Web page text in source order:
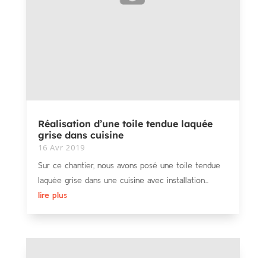
Réalisation d’une toile tendue laquée
grise dans cuisine
16 Avr 2019
Sur ce chantier, nous avons posé une toile tendue
laquée grise dans une cuisine avec installation...
lire plus